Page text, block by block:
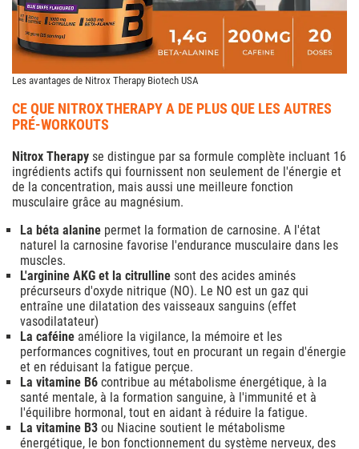
Les avantages de Nitrox Therapy Biotech USA
CE QUE NITROX THERAPY A DE PLUS QUE LES AUTRES
PRÉ-WORKOUTS
Nitrox Therapy se distingue par sa formule complète incluant 16
ingrédients actifs qui fournissent non seulement de l'énergie et
de la concentration, mais aussi une meilleure fonction
musculaire grâce au magnésium.
La béta alanine permet la formation de carnosine. A l'état
naturel la carnosine favorise l'endurance musculaire dans les
muscles.
L'arginine AKG et la citrulline sont des acides aminés
précurseurs d'oxyde nitrique (NO). Le NO est un gaz qui
entraîne une dilatation des vaisseaux sanguins (effet
vasodilatateur)
La caféine améliore la vigilance, la mémoire et les
performances cognitives, tout en procurant un regain d'énergie
et en réduisant la fatigue perçue.
La vitamine B6 contribue au métabolisme énergétique, à la
santé mentale, à la formation sanguine, à l'immunité et à
l'équilibre hormonal, tout en aidant à réduire la fatigue.
La vitamine B3 ou Niacine soutient le métabolisme
énergétique, le bon fonctionnement du système nerveux, des